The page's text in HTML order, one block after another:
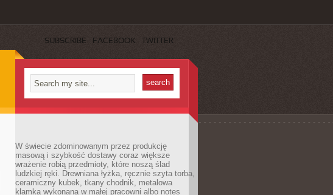
SUBSCRIBE FACEBOOK TWITTER
W świecie zdominowanym przez produkcję
masową i szybkość dostawy coraz większe
wrażenie robią przedmioty, które noszą ślad
ludzkiej ręki. Drewniana łyżka, ręcznie szyta torba,
ceramiczny kubek, tkany chodnik, metalowa
klamka wykonana w małej pracowni albo notes